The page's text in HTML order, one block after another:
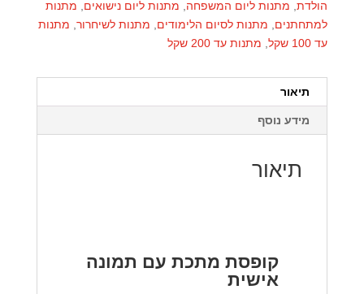
הולדת, מתנות ליום המשפחה מתנות ליום נישואים
מתנות
למתחתנים
מתנות לסיום הלימודים מתנות לשיחרור, מתנות
עד 100 שקל
, מתנות עד 200 שקל
תיאור
מידע נוסף
תיאור
קופסת מתכת עם תמונה
אישית